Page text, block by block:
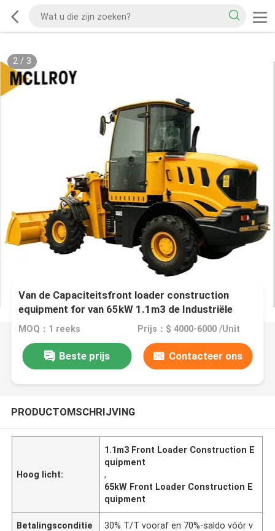
2/ 3
Van de Capaciteitsfront loader construction
equipment for van 65kW 1.1m3 de Industriële
Bouw
MOQ：1 reeks Prijs：$ 4000-6000 /Unit
Beste prijs Contacteer ons
PRODUCTOMSCHRIJVING
Hoog licht:
1.1m3 Front Loader Construction E
quipment
,
65kW Front Loader Construction E
quipment
Betalingsconditie
30% T/T vooraf en 70%-saldo vóór v